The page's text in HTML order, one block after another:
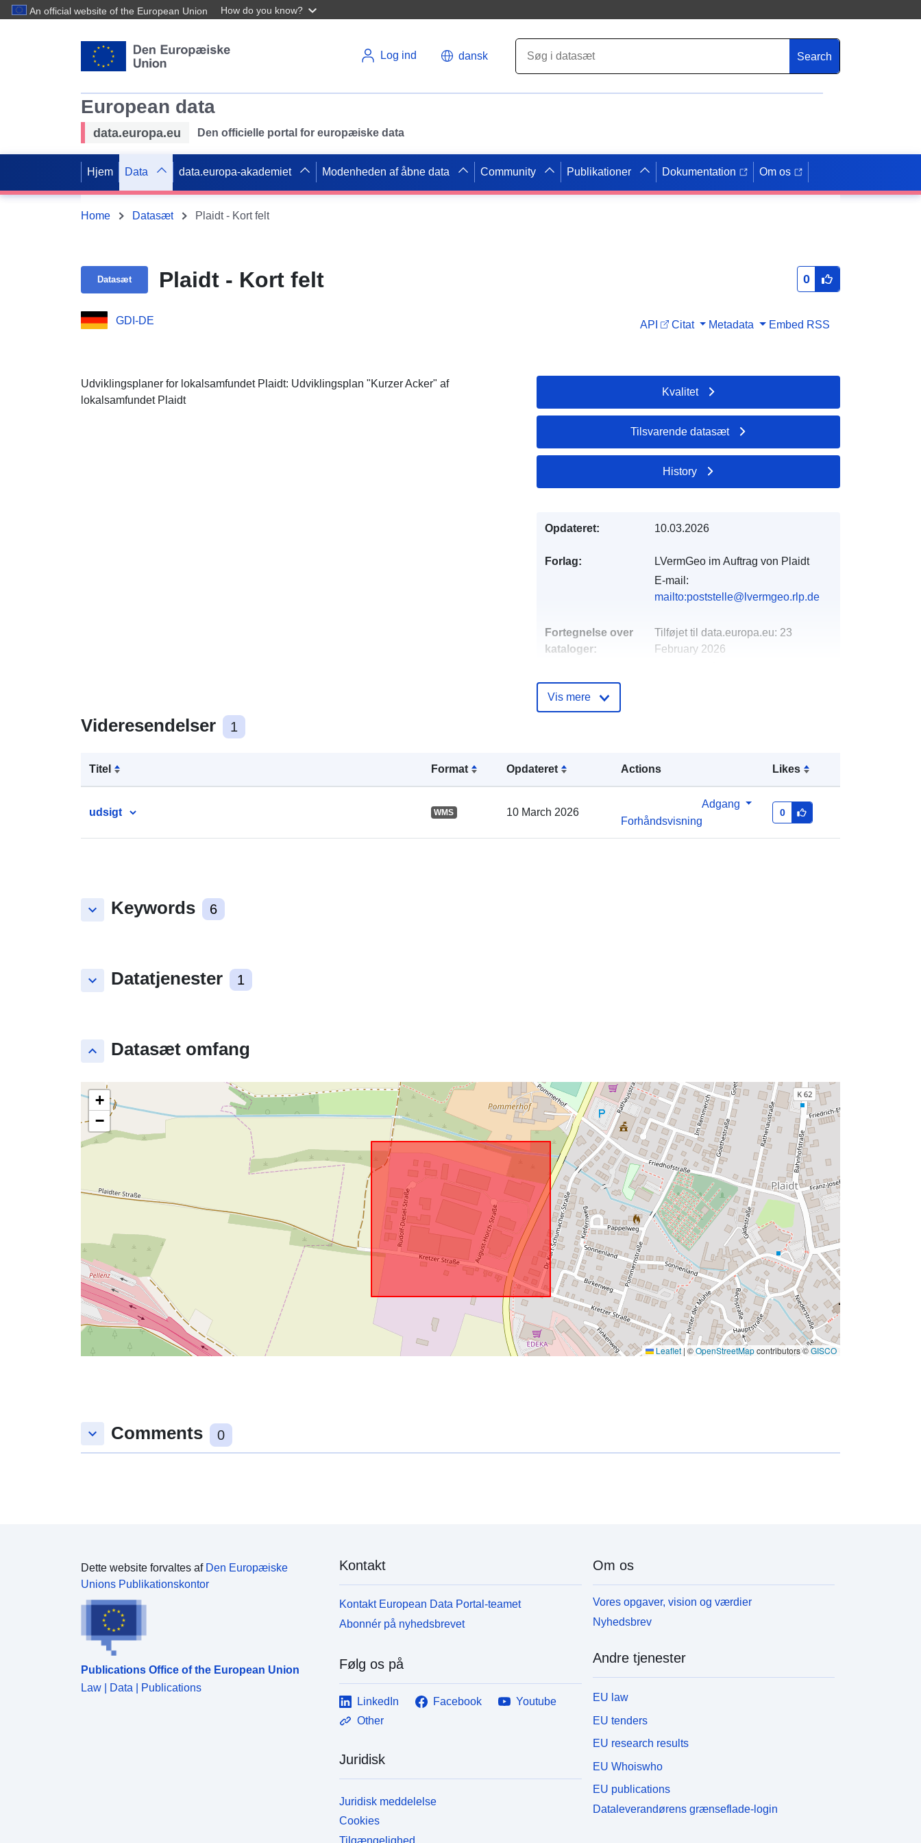
An official website of the European Union How do you know?
Log ind dansk Search
European data
data.europa.eu Den officielle portal for europæiske data
Hjem Data data.europa-akademiet Modenheden af åbne data Community Publikationer Dokumentation Om os
Home Datasæt Plaidt - Kort felt
Datasæt Plaidt - Kort felt 0
GDI-DE API Citat Metadata Embed RSS
Udviklingsplaner for lokalsamfundet Plaidt: Udviklingsplan "Kurzer Acker" af
lokalsamfundet Plaidt
Videresendelser 1
Titel Format Opdateret Actions Likes
udsigt WMS 10 March 2026
Adgang
Forhåndsvisning
0
keyboard_arrow_down Keywords 6
keyboard_arrow_down Datatjenester 1
keyboard_arrow_up Datasæt omfang
+
−
Leaflet | ©OpenStreetMapcontributors ©GISCO
Kvalitet
Tilsvarende datasæt
History
Opdateret: 10.03.2026
Forlag:
LVermGeo im Auftrag von Plaidt
E-mail:
mailto:poststelle@lvermgeo.rlp.de
Fortegnelse over
kataloger:
Tilføjet til data.europa.eu: 23
February 2026
Type: Polygon
http://data.europa.eu/88u/dataset/e9
2907de-0634-c96d-196d-
Vis mere
keyboard_arrow_down Comments 0
Dette website forvaltes af Den Europæiske
Unions Publikationskontor
Publications Office of the European Union
Law | Data | Publications
Kontakt
Kontakt European Data Portal-teamet
Abonnér på nyhedsbrevet
Følg os på
LinkedIn Facebook
Youtube
Other
Juridisk
Juridisk meddelelse
Cookies
Tilgængelighed
Om os
Vores opgaver, vision og værdier
Nyhedsbrev
Andre tjenester
EU law
EU tenders
EU research results
EU Whoiswho
EU publications
Dataleverandørens grænseflade-login